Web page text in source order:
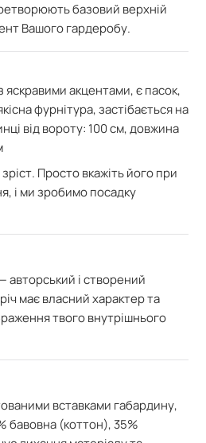
базовий верхній
Вашого гардеробу.
яскравими акцентами, є пасок,
фурнітура, застібається на
від вороту: 100 см, довжина
Просто вкажіть його при
і ми зробимо посадку
авторський і створений
має власний характер та
твого внутрішнього
вставками габардину,
бавовна (коттон), 35%